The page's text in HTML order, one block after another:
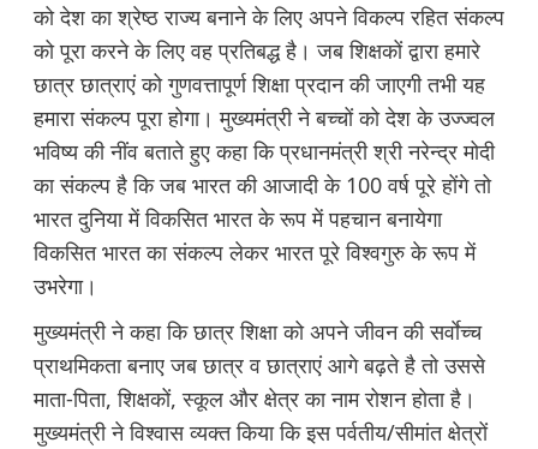
को देश का श्रेष्ठ राज्य बनाने के लिए अपने विकल्प रहित संकल्प
को पूरा करने के लिए वह प्रतिबद्ध है। जब शिक्षकों द्वारा हमारे
छात्र छात्राएं को गुणवत्तापूर्ण शिक्षा प्रदान की जाएगी तभी यह
हमारा संकल्प पूरा होगा। मुख्यमंत्री ने बच्चों को देश के उज्ज्वल
भविष्य की नींव बताते हुए कहा कि प्रधानमंत्री श्री नरेन्द्र मोदी
का संकल्प है कि जब भारत की आजादी के 100 वर्ष पूरे होंगे तो
भारत दुनिया में विकसित भारत के रूप में पहचान बनायेगा
विकसित भारत का संकल्प लेकर भारत पूरे विश्वगुरु के रूप में
उभरेगा।
मुख्यमंत्री ने कहा कि छात्र शिक्षा को अपने जीवन की सर्वाेच्च
प्राथमिकता बनाए जब छात्र व छात्राएं आगे बढ़ते है तो उससे
माता-पिता, शिक्षकों, स्कूल और क्षेत्र का नाम रोशन होता है।
मुख्यमंत्री ने विश्वास व्यक्त किया कि इस पर्वतीय/सीमांत क्षेत्रों